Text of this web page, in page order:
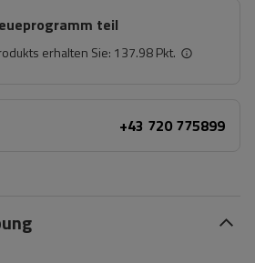
teil
erhalten Sie: 137.98 Pkt.
+43 720 775899